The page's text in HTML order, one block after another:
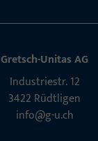
Gretsch-Unitas AG
Indu­s­triestr. 12
3422 Rüdt­ligen
info@g-u.ch